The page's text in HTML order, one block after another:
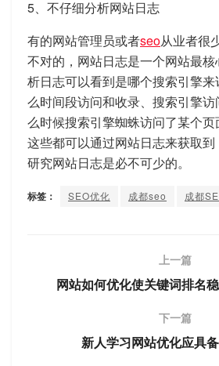
5、不仔细分析网站日志
有的网站管理员或者seo从业者很
不对的，网站日志是一个网站最
析日志可以看到是哪个搜索引擎
么时间段访问和收录、搜索引擎
么时候搜索引擎蜘蛛访问了某个页
这些都可以通过网站日志来获取
研究网站日志是必不可少的。
标签： SEO优化 成都seo 成都
上一篇
网站如何优化使关键词排名
下一篇
新人学习网站优化应具